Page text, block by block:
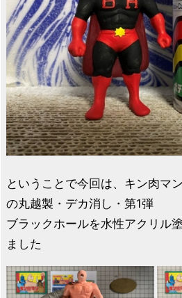
ということで今回は、キン肉マ
の丸越製・デカ消し・第1弾
ブラックホールを水性アクリル
ました